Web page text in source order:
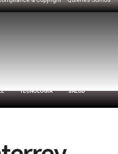
TECNOLOGÍA SALUD